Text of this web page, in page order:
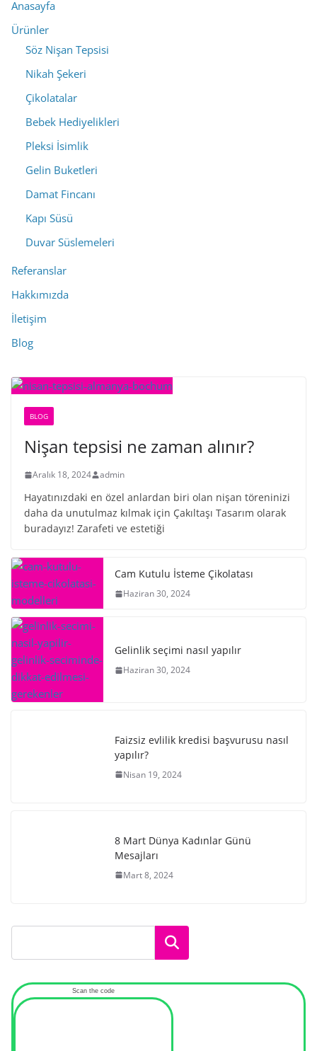
Anasayfa
Ürünler
Söz Nişan Tepsisi
Nikah Şekeri
Çikolatalar
Bebek Hediyelikleri
Pleksi İsimlik
Gelin Buketleri
Damat Fincanı
Kapı Süsü
Duvar Süslemeleri
Referanslar
Hakkımızda
İletişim
Blog
BLOG
Nişan tepsisi ne zaman alınır?
Aralık 18, 2024 admin
Hayatınızdaki en özel anlardan biri olan nişan töreninizi
daha da unutulmaz kılmak için Çakıltaşı Tasarım olarak
buradayız! Zarafeti ve estetiği
Cam Kutulu İsteme Çikolatası
Haziran 30, 2024
Gelinlik seçimi nasıl yapılır
Haziran 30, 2024
Faizsiz evlilik kredisi başvurusu nasıl
yapılır?
Nisan 19, 2024
8 Mart Dünya Kadınlar Günü
Mesajları
Mart 8, 2024
Ara
Scan the code